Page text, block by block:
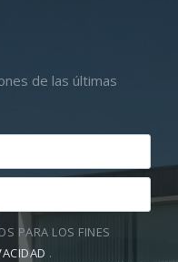
de las últimas
PARA LOS FINES
.